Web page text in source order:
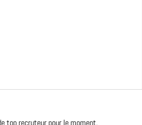
top recruteur pour le moment.